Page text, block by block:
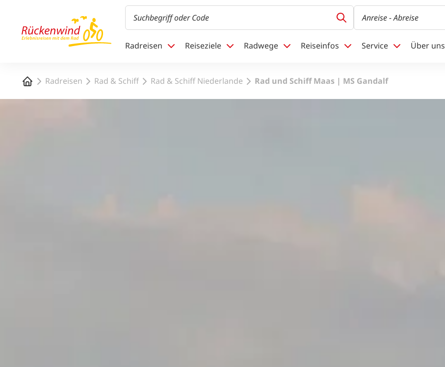
Anreise- Abreise
Radreisen Reiseziele Radwege Reiseinfos Service Über uns
StartseiteRadreisen Rad & Schiff Rad & Schiff Niederlande Rad und Schiff Maas | MS Gandalf